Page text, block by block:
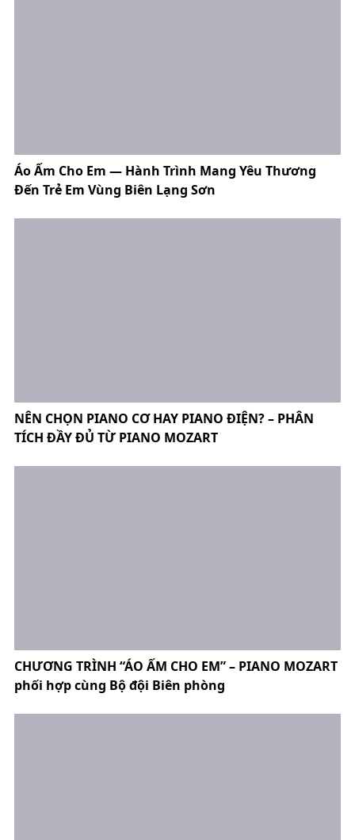
Áo Ấm Cho Em — Hành Trình Mang Yêu Thương
Đến Trẻ Em Vùng Biên Lạng Sơn
NÊN CHỌN PIANO CƠ HAY PIANO ĐIỆN? – PHÂN
TÍCH ĐẦY ĐỦ TỪ PIANO MOZART
CHƯƠNG TRÌNH “ÁO ẤM CHO EM” – PIANO MOZART
phối hợp cùng Bộ đội Biên phòng